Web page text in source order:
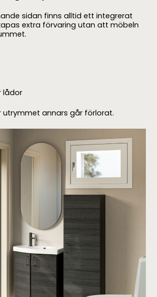
sidan finns alltid ett integrerat
extra förvaring utan att möbeln
lådor
utrymmet annars går förlorat.